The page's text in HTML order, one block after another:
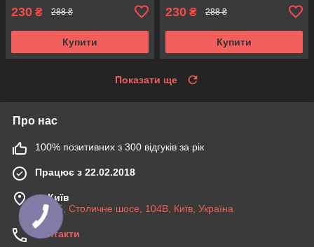
230 ₴ 288 ₴
Купити
230 ₴ 288 ₴
Купити
Показати ще
Про нас
100% позитивних з 300 відгуків за рік
Працює з 22.02.2018
м. Київ
03045, Столичне шосе, 104B, Київ, Україна
Контакти